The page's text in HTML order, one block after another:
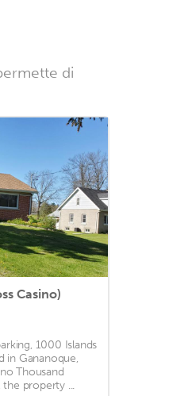
di
Casino)
1000 Islands
in Gananoque,
Thousand
the property ...